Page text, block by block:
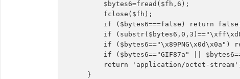
        $bytes6=fread($fh,6);
        fclose($fh);
if ($bytes6===false) return
if
if ($bytes6=="\x89PNG\x0d\x0a")
if ($bytes6=="GIF87a" ||
return 'application/octet-
    }